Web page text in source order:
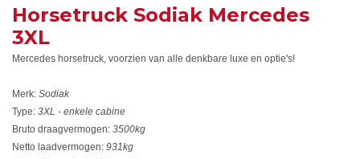
Horsetruck Sodiak Mercedes
3XL
Mercedes horsetruck, voorzien van alle denkbare luxe en optie's!
Merk: Sodiak
Type: 3XL - enkele cabine
Bruto draagvermogen: 3500kg
Netto laadvermogen: 931kg